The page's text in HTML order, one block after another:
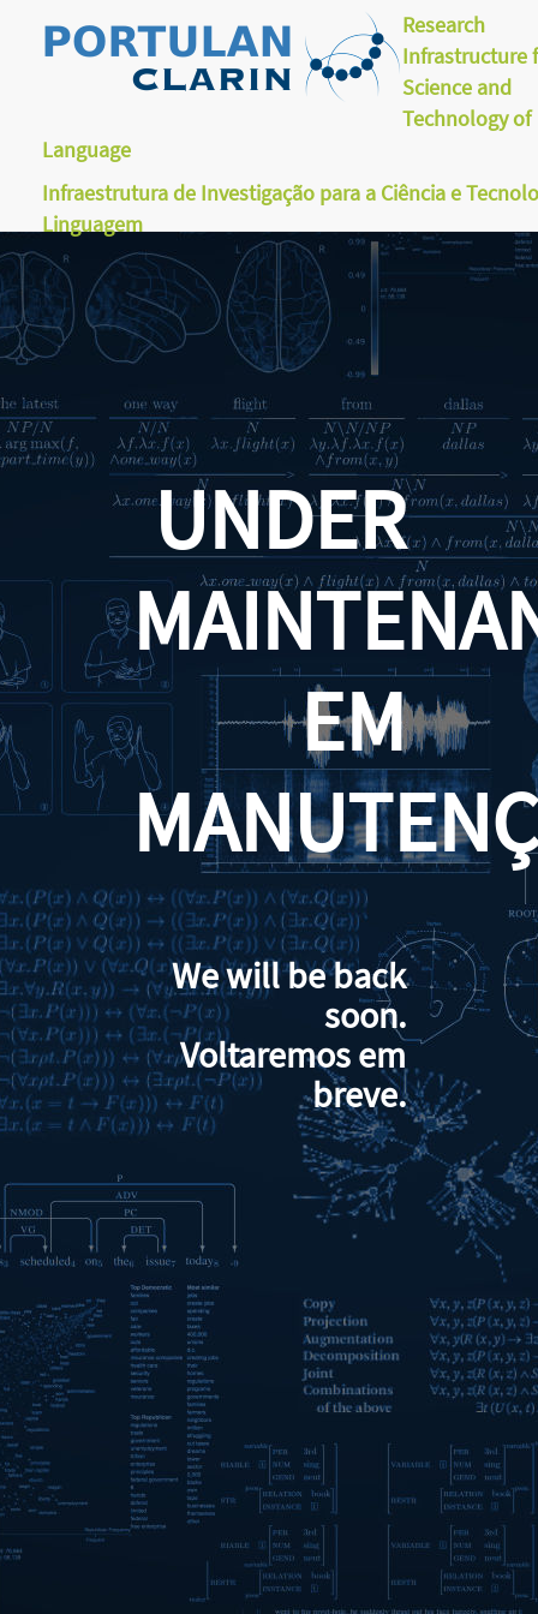
Research
Infrastructure
Science and
Technology of
Language
Infraestrutura de Investigação para a Ciência e
Linguagem
UNDER
EM
We will be back
soon.
Voltaremos em
breve.